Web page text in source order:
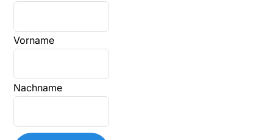
E-
(wiederholen)
Vorname
Nachname